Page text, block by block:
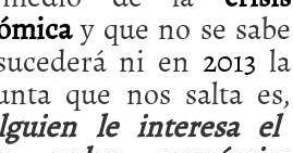
el Préstamo Promotor privado
de 2025
opción para gestionar tus
financiera: cómo anticiparte
y que no se sabe
ni en 2013la
que nos salta es,
le interesa el